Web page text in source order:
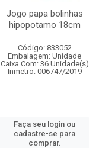
Jogo papa bolinhas
hipopotamo 18cm
Código: 833052
Embalagem: Unidade
Caixa Com: 36 Unidade(s)
Inmetro: 006747/2019
Faça seu login ou
cadastre-se para
comprar.